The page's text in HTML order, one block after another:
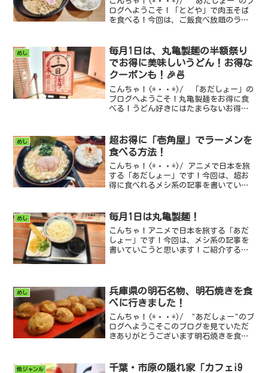
ログへようこそ！「とどや」で肉玉そば
を食べる！今回は、ご飯食べ放題のラー
目店にお邪魔...
めし
毎月1日は、丸亀製麺の半額祭り
でお得に美味しいうどん！お得な
クーポンも！🎉🍜
こんちゃ！(*・・*)/ 「あだしょー」の
ブログへようこそ！丸亀製麺をお得に食
べる！うどん好きにはたまらないお得イ
行ってきたの...
めし
超お得に「壱角屋」でラーメンを
食べる方法！
こんちゃ！(*・・*)/ アニメで日本を旅
する「あだしょー」です！今回は、超お
得に食べれるメシ系の記事を書いていこ
にある家系ラー...
めし 毎月1日は丸亀製麺！
こんちゃ！アニメで日本を旅する「あだ
しょー」です！今回は、メシ系の記事を
書いていこうと思います！ご紹介するお
めし
兵庫県の明石名物、明石焼きを食
べに行きました！
こんちゃ！(*・・*)/ "あだしょー"のブ
ログへようこそこのブログを見ていただ
きありがとうございます明石焼きを食べ
ので、そのお...
他ジャンル
千葉・市原の隠れ家「カフェi9